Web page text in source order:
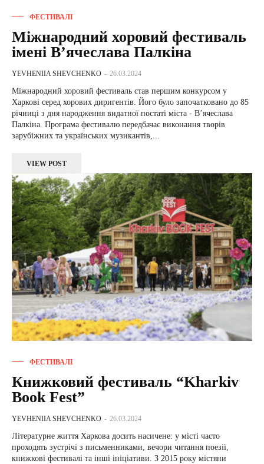
ФЕСТИВАЛІ
Міжнародний хоровий фестиваль
імені В’ячеслава Палкіна
YEVHENIIA SHEVCHENKO - 26.03.2024
Міжнародний хоровий фестиваль став першим конкурсом у
Харкові серед хорових диригентів. Його було започатковано до 85
річниці з дня народження видатної постаті міста - В’ячеслава
Палкіна. Програма фестивалю передбачає виконання творів
зарубіжних та українських музикантів,...
VIEW POST
ФЕСТИВАЛІ
Книжковий фестиваль “Kharkiv
Book Fest”
YEVHENIIA SHEVCHENKO - 26.03.2024
Літературне життя Харкова досить насичене: у місті часто
проходять зустрічі з письменниками, вечори читання поезії,
книжкові фестивалі та інші ініціативи. З 2015 року містяни